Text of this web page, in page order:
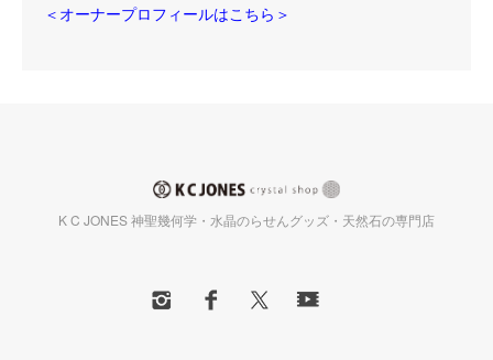
＜オーナープロフィールはこちら＞
K C JONES 神聖幾何学・水晶のらせんグッズ・天然石の専門店